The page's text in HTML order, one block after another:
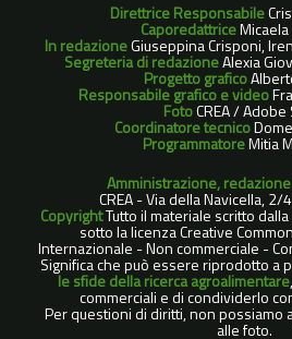
Direttrice Responsabile
Caporedattrice
In redazioneGiuseppina Crisponi,
Segreteria di redazioneAlexia
Progetto grafico
Responsabile grafico e video
FotoCREA / Adobe
Coordinatore tecnico
ProgrammatoreMitia
Amministrazione,
CREA - Via della Navicella,
CopyrightTutto il materiale scritto
sotto la licenza Creative
Internazionale - Non commerciale -
Significa che può essere riprodotto a
le sfide della ricerca agroalimentare
commerciali e di condividerlo
Per questioni di diritti, non possiamo
alle foto.